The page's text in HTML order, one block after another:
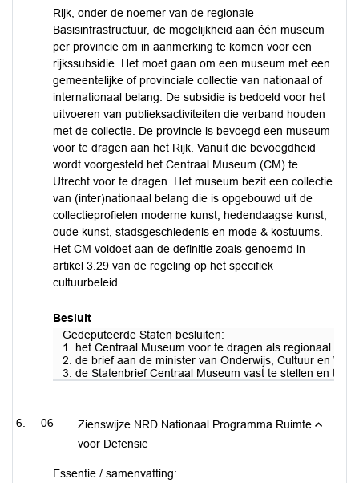
Rijk, onder de noemer van de regionale
Basisinfrastructuur, de mogelijkheid aan één museum
per provincie om in aanmerking te komen voor een
rijkssubsidie. Het moet gaan om een museum met een
gemeentelijke of provinciale collectie van nationaal of
internationaal belang. De subsidie is bedoeld voor het
uitvoeren van publieksactiviteiten die verband houden
met de collectie. De provincie is bevoegd een museum
voor te dragen aan het Rijk. Vanuit die bevoegdheid
wordt voorgesteld het Centraal Museum (CM) te
Utrecht voor te dragen. Het museum bezit een collectie
van (inter)nationaal belang die is opgebouwd uit de
collectieprofielen moderne kunst, hedendaagse kunst,
oude kunst, stadsgeschiedenis en mode & kostuums.
Het CM voldoet aan de definitie zoals genoemd in
artikel 3.29 van de regeling op het specifiek
cultuurbeleid.
Besluit
Gedeputeerde Staten besluiten:
1. het Centraal Museum voor te dragen als regionaal
2. de brief aan de minister van Onderwijs, Cultuur en
3. de Statenbrief Centraal Museum vast te stellen en toe
06
Zienswijze NRD Nationaal Programma Ruimte
voor Defensie
Essentie / samenvatting: